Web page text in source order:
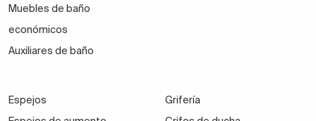
Muebles de baño
económicos
Auxiliares de baño
Espejos
Grifería